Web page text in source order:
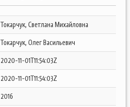
Токарчук, Светлана Михайловна
Токарчук, Олег Васильевич
2020-11-01T11:54:03Z
2020-11-01T11:54:03Z
2016